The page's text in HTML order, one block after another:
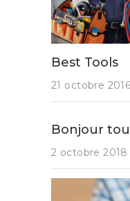
Best Tools
21 octobre 2016
Bonjour
2 octobre 2018